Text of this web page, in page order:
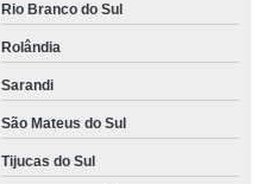
Rio Branco do Sul
Rolândia
Sarandi
São Mateus do Sul
Tijucas do Sul